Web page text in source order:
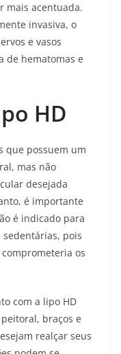
mais acentuada.
invasiva, o
e vasos
de hematomas e
HD
que possuem um
mas não
desejada
é importante
é indicado para
sedentárias, pois
comprometeria os
com a lipo HD
braços e
realçar seus